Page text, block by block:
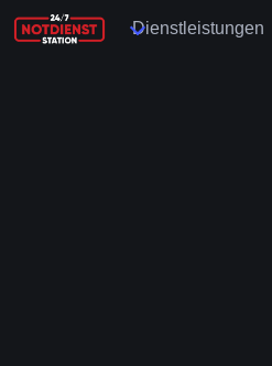
Dienstleistungen